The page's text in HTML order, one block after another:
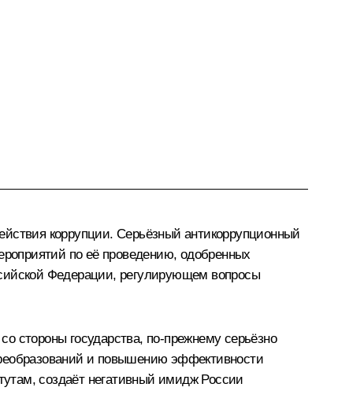
коррупции. Серьёзный антикоррупционный
по её проведению, одобренных
Федерации, регулирующем вопросы
государства, по‑прежнему серьёзно
и повышению эффективности
создаёт негативный имидж России